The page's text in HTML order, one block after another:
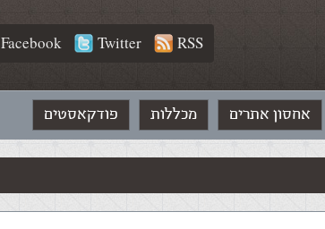
Facebook Twitter RSS
אחסון אתרים מכללות פודקאסטים